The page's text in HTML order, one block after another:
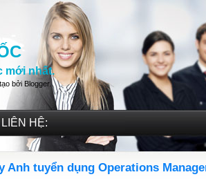
mới nhất.
bởi Blogger.
HỆ:
Anh tuyển dụng Operations